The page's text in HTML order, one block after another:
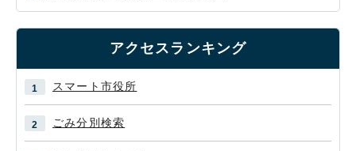
アクセスランキング
スマート市役所
ごみ分別検索